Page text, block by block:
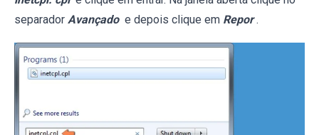
separador Avançado e depois clique em Repor .